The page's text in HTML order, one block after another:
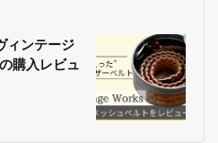
ィンテージ
購入レビュ